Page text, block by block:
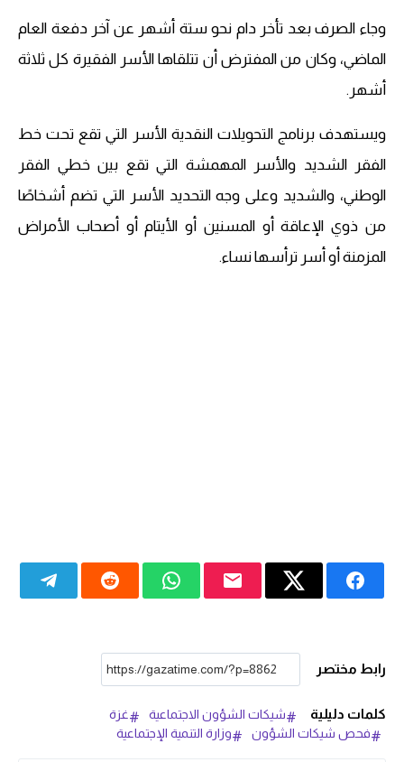
وجاء الصرف بعد تأخر دام نحو ستة أشهر عن آخر دفعة العام
الماضي، وكان من المفترض أن تتلقاها الأسر الفقيرة كل ثلاثة
أشهر.
ويستهدف برنامج التحويلات النقدية الأسر التي تقع تحت خط
الفقر الشديد والأسر المهمشة التي تقع بين خطي الفقر
الوطني، والشديد وعلى وجه التحديد الأسر التي تضم أشخاصًا
من ذوي الإعاقة أو المسنين أو الأيتام أو أصحاب الأمراض
المزمنة أو أسر ترأسها نساء.
رابط مختصر
كلمات دليلية شيكات الشؤون الاجتماعية
غزة
فحص شيكات الشؤون
وزارة التنمية الإجتماعية